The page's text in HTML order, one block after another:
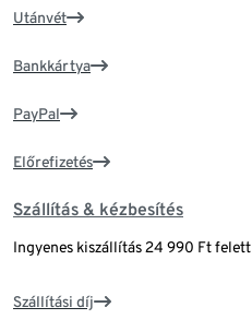
Utánvét
Bankkártya
PayPal
Előrefizetés
Szállítás & kézbesítés
Ingyenes kiszállítás 24 990 Ft felett
Szállítási díj